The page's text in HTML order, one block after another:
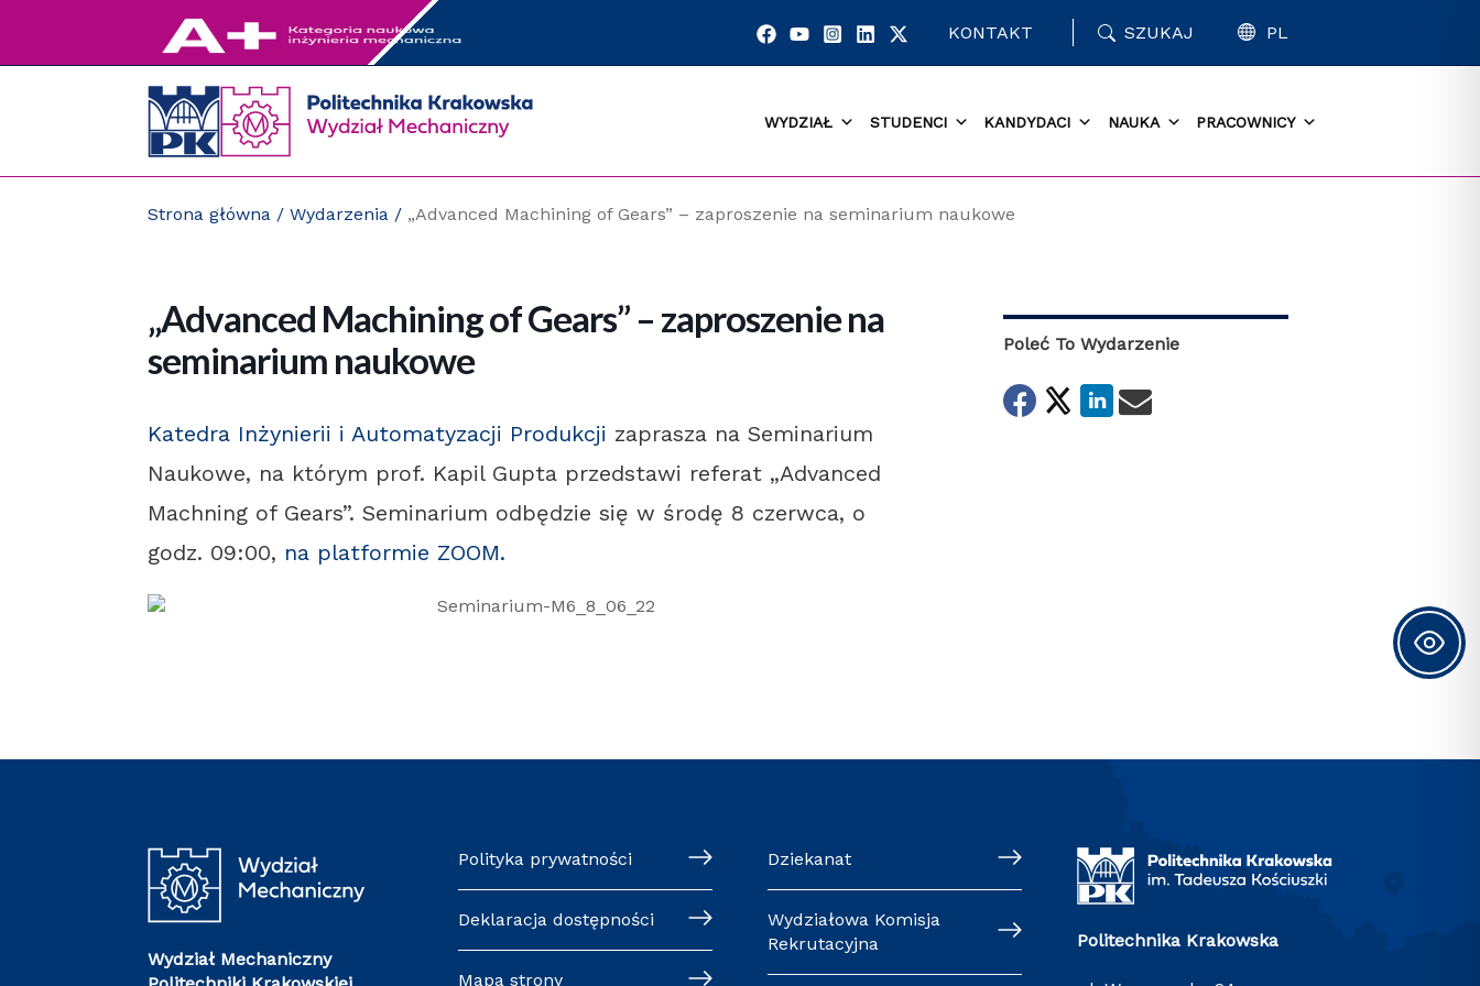
KONTAKT SZUKAJ PL
WYDZIAŁ STUDENCI KANDYDACI NAUKA PRACOWNICY
Strona główna /Wydarzenia / „Advanced Machining of Gears” – zaproszenie na seminarium naukowe
„Advanced Machining of Gears” – zaproszenie na
seminarium naukowe
Katedra Inżynierii i Automatyzacji Produkcji zaprasza na Seminarium
Naukowe, na którym prof. Kapil Gupta przedstawi referat „Advanced
Machning of Gears”. Seminarium odbędzie się w środę 8 czerwca, o
godz. 09:00, na platformie ZOOM.
Poleć To Wydarzenie
Wydział Mechaniczny
Polityka prywatności
Deklaracja dostępności
Mapa strony
Dziekanat
Wydziałowa Komisja
Rekrutacyjna
Politechnika Krakowska